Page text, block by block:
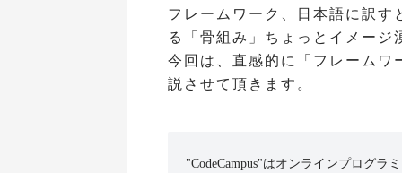
フレームワーク、日本語に訳
る「骨組み」ちょっとイメージ
今回は、直感的に「フレームワ
説させて頂きます。
"CodeCampus"はオンラインプログラ